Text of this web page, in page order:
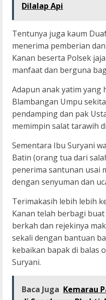
Dilalap Api
Tentunya juga kaum
menerima pemberian
Kanan beserta Polsek
manfaat dan berguna
Adapun anak yatim yang
Blambangan Umpu
pendamping dan pak
memimpin salat tarawih
Sementara Ibu Suryani
Batin (orang tua dari
penerima santunan usai
dengan senyuman dan
Terimakasih lebih lebih
Kanan telah berbagi
berkah dan rejekinya
sekali dengan bantuan
kebaikan bapak di balas
Suryani.
Baca Juga Kemarau